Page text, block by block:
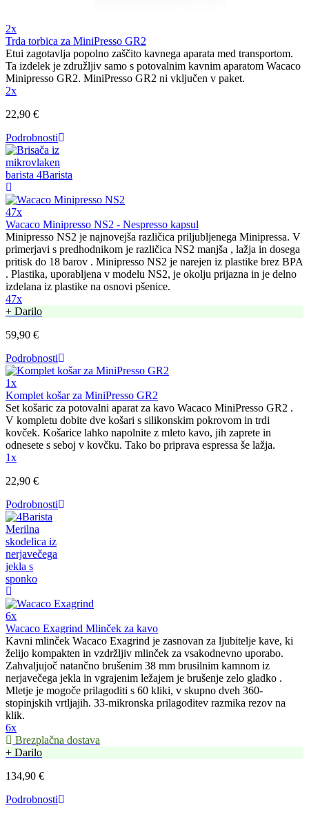
2x
Trda torbica za MiniPresso GR2
Etui zagotavlja popolno zaščito kavnega aparata med transportom.
Ta izdelek je združljiv samo s potovalnim kavnim aparatom Wacaco
Minipresso GR2. MiniPresso GR2 ni vključen v paket.
2x
22,90 €
Podrobnosti
47x
Wacaco Minipresso NS2 - Nespresso kapsul
Minipresso NS2 je najnovejša različica priljubljenega Minipressa. V
primerjavi s predhodnikom je različica NS2 manjša , lažja in dosega
pritisk do 18 barov . Minipresso NS2 je narejen iz plastike brez BPA
. Plastika, uporabljena v modelu NS2, je okolju prijazna in je delno
izdelana iz plastike na osnovi pšenice.
47x
+ Darilo
59,90 €
Podrobnosti
1x
Komplet košar za MiniPresso GR2
Set košaric za potovalni aparat za kavo Wacaco MiniPresso GR2 .
V kompletu dobite dve košari s silikonskim pokrovom in trdi
kovček. Košarice lahko napolnite z mleto kavo, jih zaprete in
odnesete s seboj v kovčku. Tako bo priprava espressa še lažja.
1x
22,90 €
Podrobnosti
6x
Wacaco Exagrind Mlinček za kavo
Kavni mlinček Wacaco Exagrind je zasnovan za ljubitelje kave, ki
želijo kompakten in vzdržljiv mlinček za vsakodnevno uporabo.
Zahvaljujoč natančno brušenim 38 mm brusilnim kamnom iz
nerjavečega jekla in vgrajenim ležajem je brušenje zelo gladko .
Mletje je mogoče prilagoditi s 60 kliki, v skupno dveh 360-
stopinjskih vrtljajih. 33-mikronska prilagoditev razmika rezov na
klik.
6x
Brezplačna dostava
+ Darilo
134,90 €
Podrobnosti